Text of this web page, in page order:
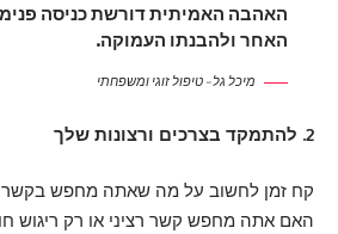
האהבה האמיתית דורשת כניסה
האחר ולהבנתו העמוקה.
מיכל גל – טיפול זוגי ומשפחתי
2. להתמקד בצרכים ורצונות שלך
קח זמן לחשוב על מה שאתה מחפש בקשר
האם אתה מחפש קשר רציני או רק ריגוש